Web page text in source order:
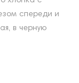
спереди и
в черную